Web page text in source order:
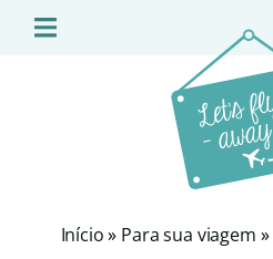
Início» Para sua viagem »